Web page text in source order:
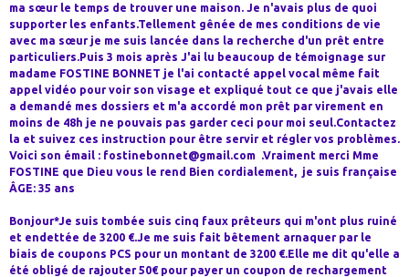
ma sœur le temps de trouver une maison. Je n'avais plus de quoi
supporter les enfants.Tellement gênée de mes conditions de vie
avec ma sœur je me suis lancée dans la recherche d'un prêt entre
particuliers.Puis 3 mois après J'ai lu beaucoup de témoignage sur
madame FOSTINE BONNET je l'ai contacté appel vocal même fait
appel vidéo pour voir son visage et expliqué tout ce que j'avais elle
a demandé mes dossiers et m'a accordé mon prêt par virement en
moins de 48h je ne pouvais pas garder ceci pour moi seul.Contactez
la et suivez ces instruction pour être servir et régler vos problèmes.
Voici son émail : fostinebonnet@gmail.com .Vraiment merci Mme
FOSTINE que Dieu vous le rend Bien cordialement, je suis française
ÂGE: 35 ans
Bonjour*Je suis tombée suis cinq faux prêteurs qui m'ont plus ruiné
et endettée de 3200 €.Je me suis fait bêtement arnaquer par le
biais de coupons PCS pour un montant de 3200 €.Elle me dit qu'elle a
été obligé de rajouter 50€ pour payer un coupon de rechargement